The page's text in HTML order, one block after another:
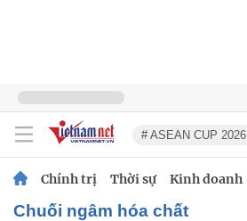
# ASEAN CUP 2026
Chính trị Thời sự Kinh doanh
chuối ngâm hóa chất